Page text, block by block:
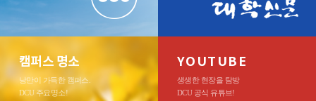
캠퍼스 명소
낭만이 가득한 캠퍼스.
DCU 주요명소!
YOUTUBE
생생한 현장을 탐방
DCU 공식 유튜브!